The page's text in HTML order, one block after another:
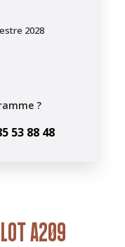
2028
?
53 88 48
LOT A209